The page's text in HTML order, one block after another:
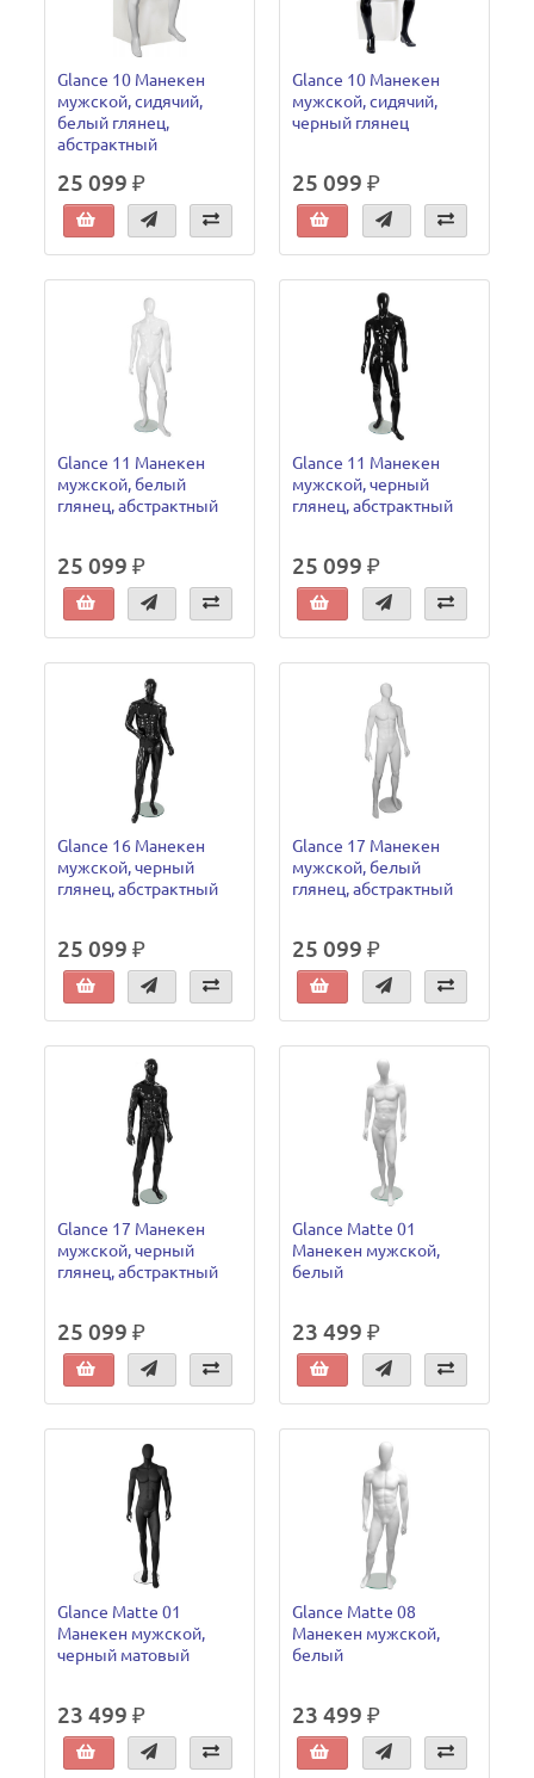
Glance 10 Манекен
мужской, сидячий,
белый глянец,
абстрактный
25 099 ₽
Glance 10 Манекен
мужской, сидячий,
черный глянец
25 099 ₽
Glance 11 Манекен
мужской, белый
глянец, абстрактный
25 099 ₽
Glance 11 Манекен
мужской, черный
глянец, абстрактный
25 099 ₽
Glance 16 Манекен
мужской, черный
глянец, абстрактный
25 099 ₽
Glance 17 Манекен
мужской, белый
глянец, абстрактный
25 099 ₽
Glance 17 Манекен
мужской, черный
глянец, абстрактный
25 099 ₽
Glance Matte 01
Манекен мужской,
белый
23 499 ₽
Glance Matte 01
Манекен мужской,
черный матовый
23 499 ₽
Glance Matte 08
Манекен мужской,
белый
23 499 ₽